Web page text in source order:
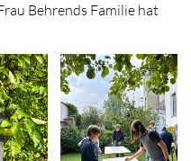
Behrends Familie hat